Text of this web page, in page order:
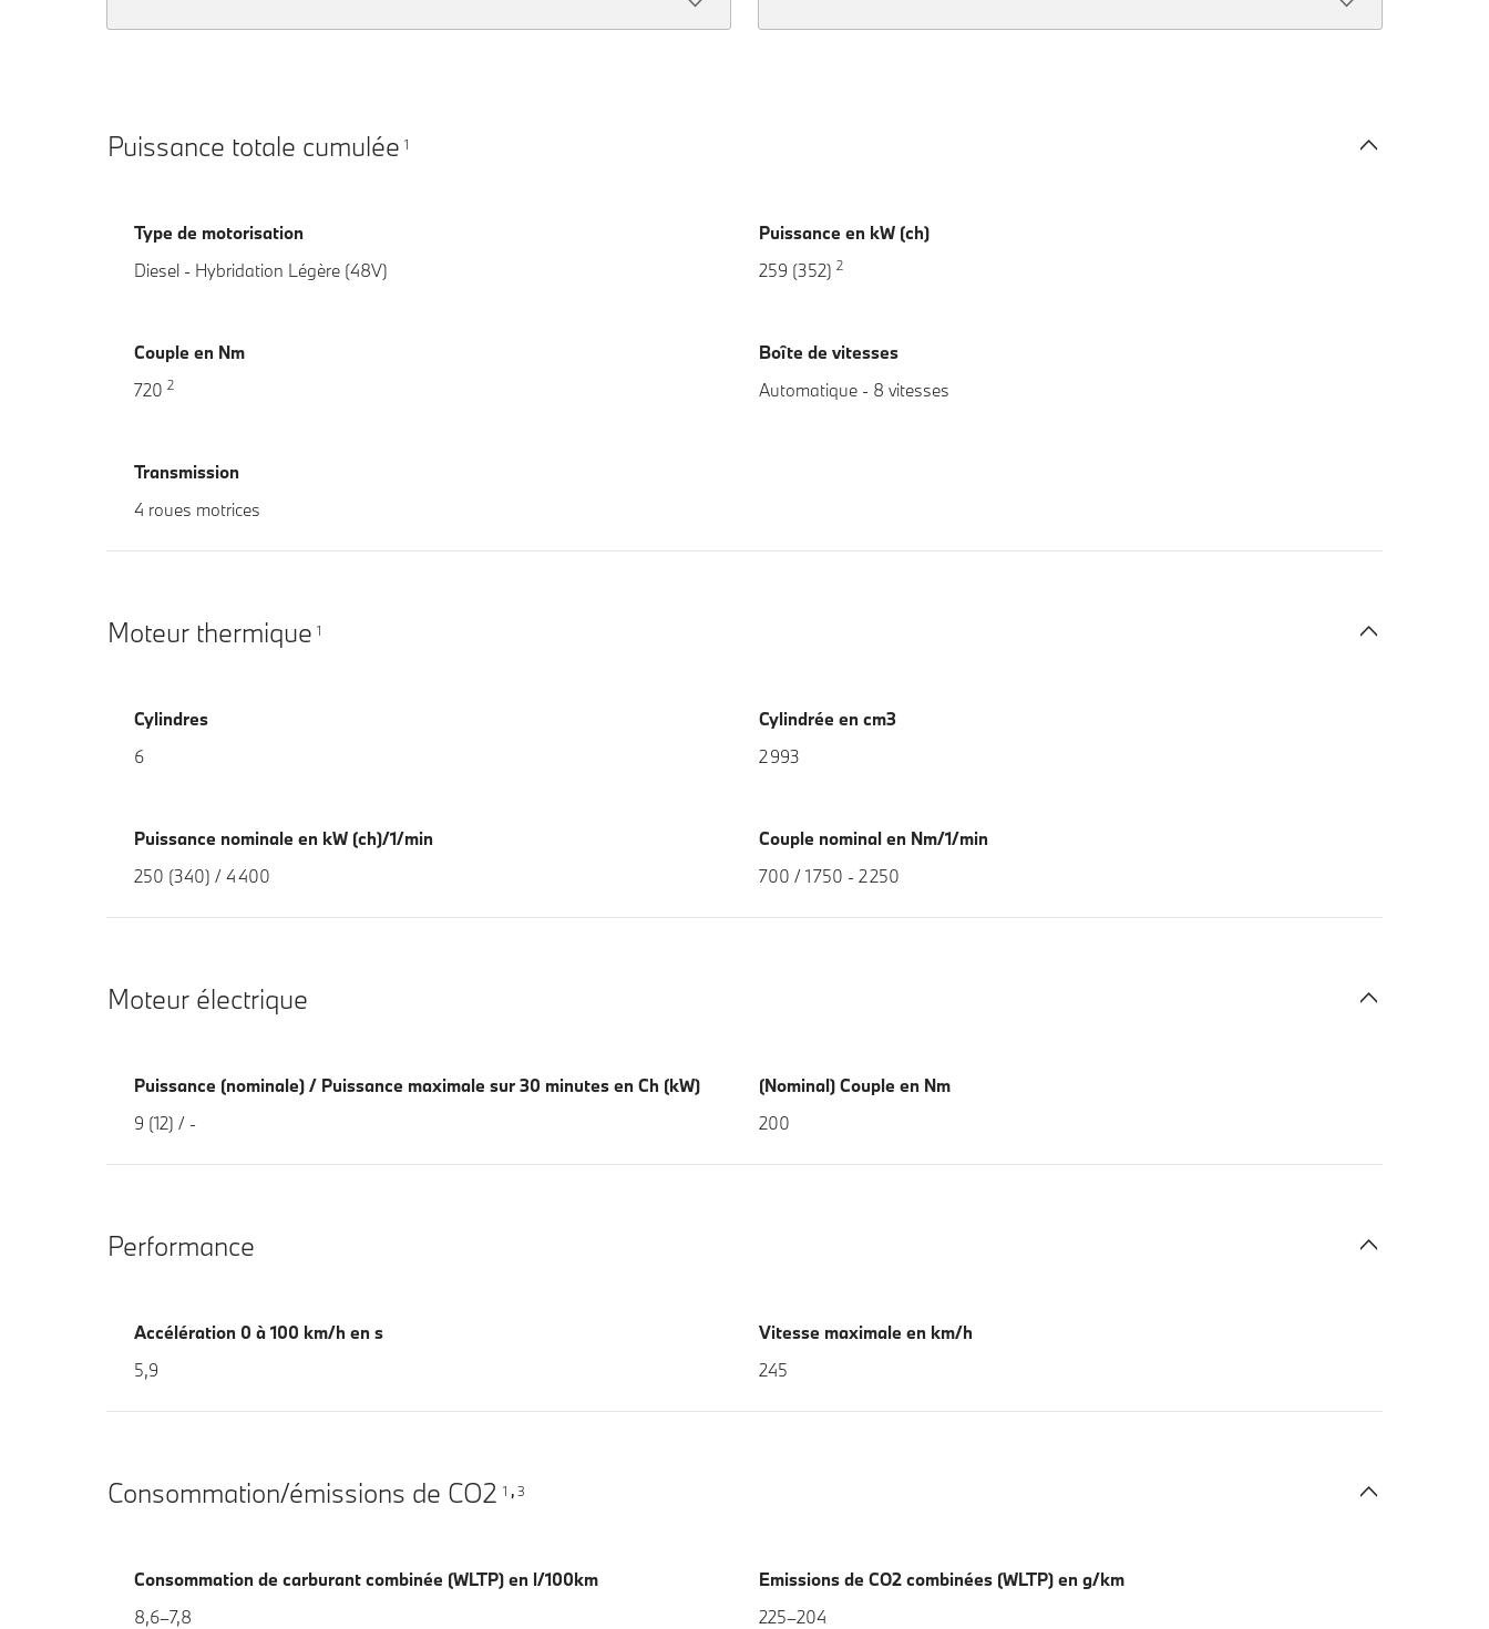
Puissance totale cumulée 1
Type de motorisation
Diesel - Hybridation Légère (48V)
Puissance en kW (ch)
259 (352) 2
Couple en Nm
720 2
Boîte de vitesses
Automatique - 8 vitesses
Transmission
4 roues motrices
Moteur thermique 1
Cylindres
6
Cylindrée en cm3
2 993
Puissance nominale en kW (ch)/1/min
250 (340) / 4 400
Couple nominal en Nm/1/min
700 / 1 750 - 2 250
Moteur électrique
Puissance (nominale) / Puissance maximale sur 30 minutes en Ch (kW)
9 (12) / -
(Nominal) Couple en Nm
200
Performance
Accélération 0 à 100 km/h en s
5,9
Vitesse maximale en km/h
245
Consommation/émissions de CO2 1 , 3
Consommation de carburant combinée (WLTP) en l/100km
8,6–7,8
Emissions de CO2 combinées (WLTP) en g/km
225–204